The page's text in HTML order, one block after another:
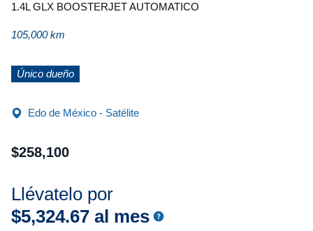
1.4L GLX BOOSTERJET AUTOMATICO
105,000 km
Único dueño
Edo de México - Satélite
$258,100
Llévatelo por
$5,324.67 al mes